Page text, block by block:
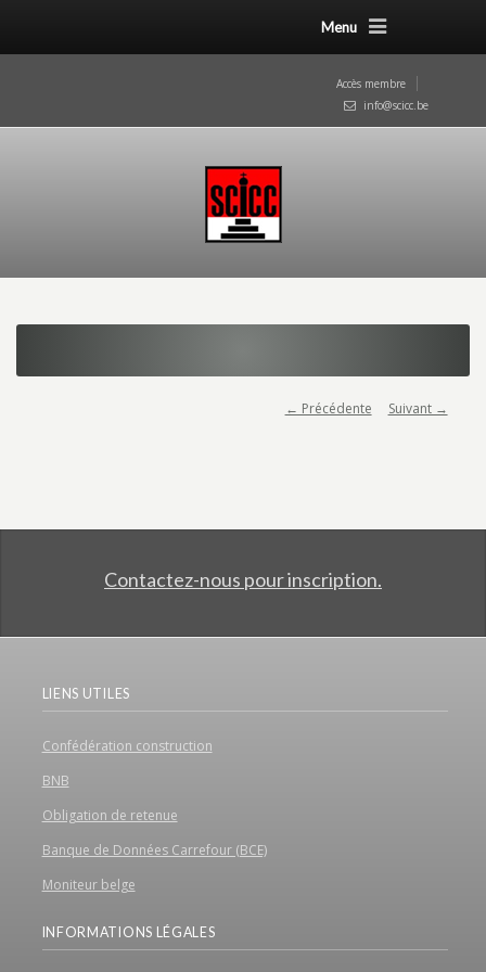
Menu
Accès membre
info@scicc.be
← Précédente Suivant →
Contactez-nous pour inscription.
LIENS UTILES
Confédération construction
BNB
Obligation de retenue
Banque de Données Carrefour (BCE)
Moniteur belge
INFORMATIONS LÉGALES